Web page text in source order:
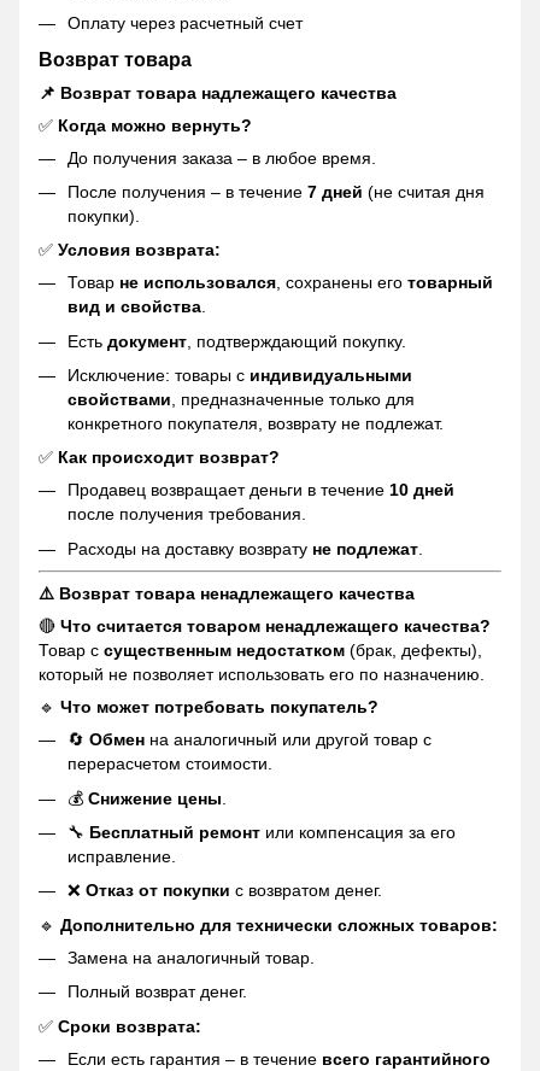
Оплату через расчетный счет
Возврат товара
📌 Возврат товара надлежащего качества
✅ Когда можно вернуть?
До получения заказа – в любое время.
После получения – в течение 7 дней (не считая дня
покупки).
✅ Условия возврата:
Товар не использовался, сохранены его товарный
вид и свойства.
Есть документ , подтверждающий покупку.
Исключение: товары с индивидуальными
свойствами , предназначенные только для
конкретного покупателя, возврату не подлежат.
✅ Как происходит возврат?
Продавец возвращает деньги в течение 10 дней
после получения требования.
Расходы на доставку возврату не подлежат
⚠️ Возврат товара ненадлежащего качества
🔴 Что считается товаром ненадлежащего качества?
Товар с существенным недостатком (брак, дефекты),
который не позволяет использовать его по назначению.
🔹 Что может потребовать покупатель?
🔄 Обмен на аналогичный или другой товар с
перерасчетом стоимости.
💰 Снижение цены
🔧 Бесплатный ремонт или компенсация за его
исправление.
❌ Отказ от покупки с возвратом денег.
🔹 Дополнительно для технически сложных товаров:
Замена на аналогичный товар.
Полный возврат денег.
✅ Сроки возврата:
Если есть гарантия – в течение всего гарантийного